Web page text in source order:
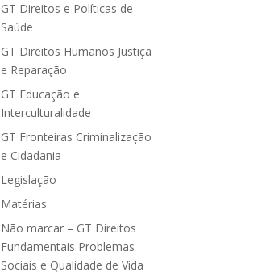
GT Direitos e Políticas de
Saúde
GT Direitos Humanos Justiça
e Reparação
GT Educação e
Interculturalidade
GT Fronteiras Criminalização
e Cidadania
Legislação
Matérias
Não marcar – GT Direitos
Fundamentais Problemas
Sociais e Qualidade de Vida